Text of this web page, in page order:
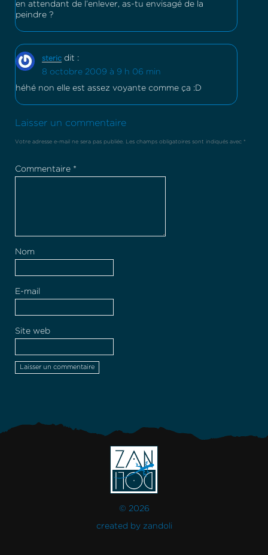
en attendant de l’enlever, as-tu envisagé de la
peindre ?
steric dit :
8 octobre 2009 à 9 h 06 min
héhé non elle est assez voyante comme ça :D
Laisser un commentaire
Votre adresse e-mail ne sera pas publiée. Les champs obligatoires sont indiqués avec *
Commentaire *
Nom
E-mail
Site web
© 2026
created by zandoli